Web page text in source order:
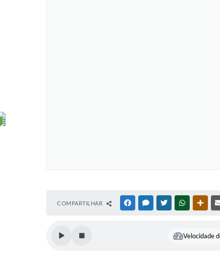
COMPARTILHAR FACEBOOKMESSENGER
TWITTERWHATSAPP
Velocidade